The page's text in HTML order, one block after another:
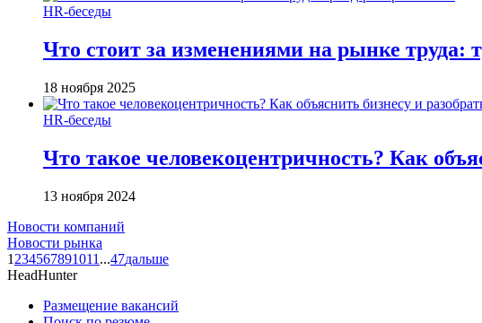
HR-беседы
Что стоит за изменениями на рынке труда:
18 ноября 2025
HR-беседы
Что такое человеко­центричность? Как
13 ноября 2024
Новости компаний
Новости рынка
1 234567891011 ...47дальше
HeadHunter
Размещение вакансий